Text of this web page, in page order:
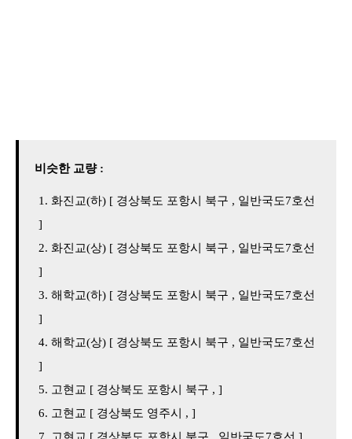
비슷한 교량 :
화진교(하) [ 경상북도 포항시 북구 , 일반국도7호선
]
화진교(상) [ 경상북도 포항시 북구 , 일반국도7호선
]
해학교(하) [ 경상북도 포항시 북구 , 일반국도7호선
]
해학교(상) [ 경상북도 포항시 북구 , 일반국도7호선
]
고현교 [ 경상북도 포항시 북구 , ]
고현교 [ 경상북도 영주시 , ]